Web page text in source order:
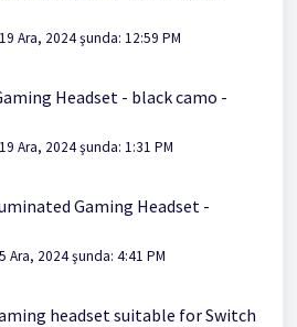
Ara, 2024 şunda: 12:59 PM
Headset - black camo -
Ara, 2024 şunda: 1:31 PM
Gaming Headset -
Ara, 2024 şunda: 4:41 PM
headset suitable for Switch